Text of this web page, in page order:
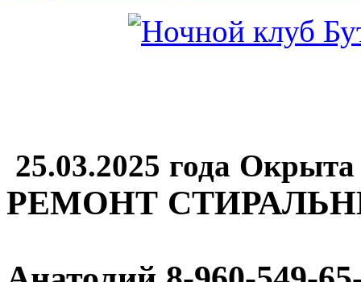
25.03.2025 года
РЕМОНТ